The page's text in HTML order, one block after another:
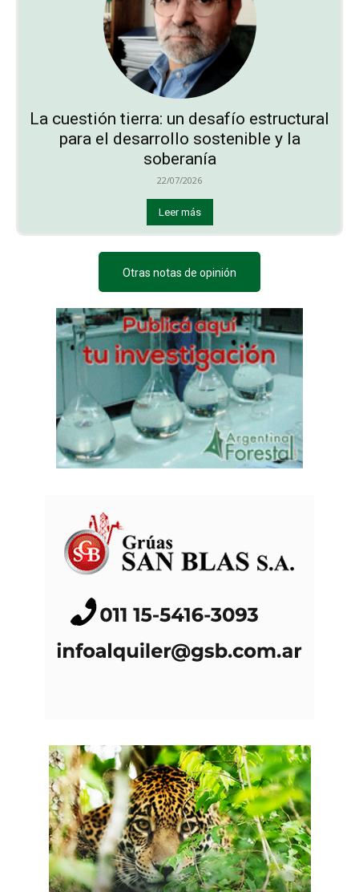
La cuestión tierra: un desafío estructural
para el desarrollo sostenible y la
soberanía
22/07/2026
Leer más
Otras notas de opinión